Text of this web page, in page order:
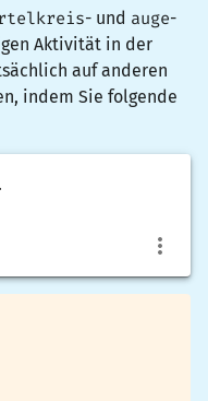
- und auge-
Aktivität in der
auf anderen
indem Sie folgende